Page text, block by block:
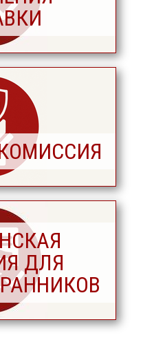
ДЛЯ